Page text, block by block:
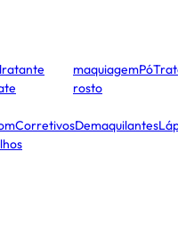
CorretivosDemaquilantes
maquiagemPó
rosto